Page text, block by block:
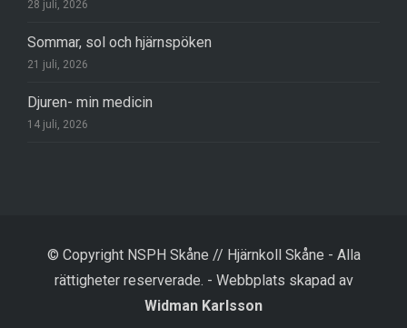
28 juli, 2026
Sommar, sol och hjärnspöken
21 juli, 2026
Djuren- min medicin
14 juli, 2026
© Copyright NSPH Skåne // Hjärnkoll Skåne - Alla
rättigheter reserverade. - Webbplats skapad av
Widman Karlsson